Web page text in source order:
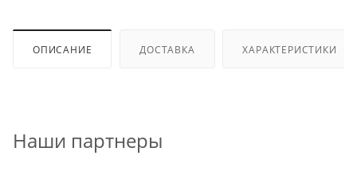
ОПИСАНИЕ ДОСТАВКА ХАРАКТЕРИСТИКИ
Наши партнеры